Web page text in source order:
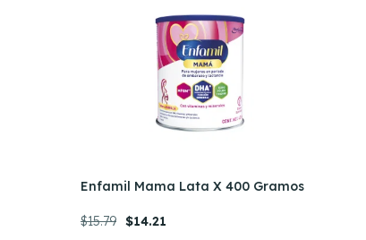
Enfamil Mama Lata X 400 Gramos
$15.79 $14.21